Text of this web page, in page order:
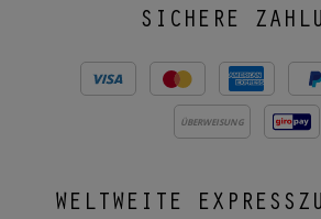
SICHERE
ÜBERWEISUNG
WELTWEITE